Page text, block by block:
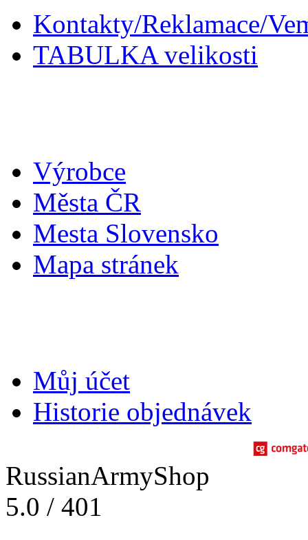
Kontakty/Reklamace/
TABULKA velikosti
Výrobce
Města ČR
Mesta Slovensko
Mapa stránek
Můj účet
Historie objednávek
RussianArmyShop
5.0 / 401